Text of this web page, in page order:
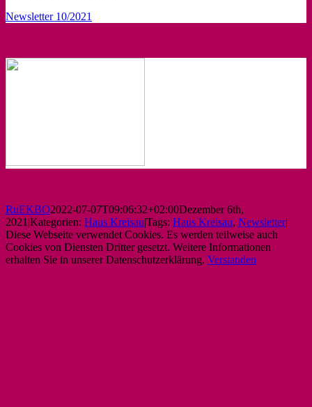
Newsletter 10/2021
RuEKBO2022-07-07T09:06:32+02:00Dezember 6th,
2021|Kategorien: Haus Kreisau|Tags: Haus Kreisau, Newsletter|
Diese Webseite verwendet Cookies. Es werden teilweise auch
Cookies von Diensten Dritter gesetzt. Weitere Informationen
erhalten Sie in unserer Datenschutzerklärung. Verstanden